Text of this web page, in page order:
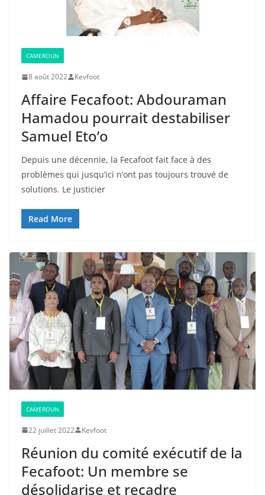
CAMEROUN
8 août 2022 Kevfoot
Affaire Fecafoot: Abdouraman
Hamadou pourrait destabiliser
Samuel Eto’o
Depuis une décennie, la Fecafoot fait face à des
problèmes qui jusqu’ici n’ont pas toujours trouvé de
solutions. Le justicier
Read More
CAMEROUN
22 juillet 2022 Kevfoot
Réunion du comité exécutif de la
Fecafoot: Un membre se
désolidarise et recadre